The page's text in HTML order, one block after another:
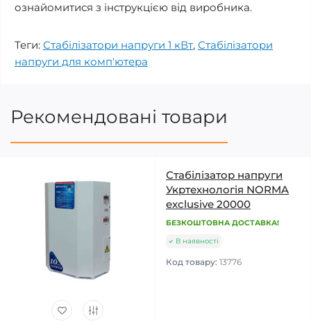
ознайомитися з інструкцією від виробника.
Теги: Стабілізатори напруги 1 кВт, Стабілізатори
напруги для комп'ютера
Рекомендовані товари
Стабілізатор напруги
Укртехнологія NORMA
exclusive 20000
БЕЗКОШТОВНА ДОСТАВКА!
В наявності
Код товару: 13776